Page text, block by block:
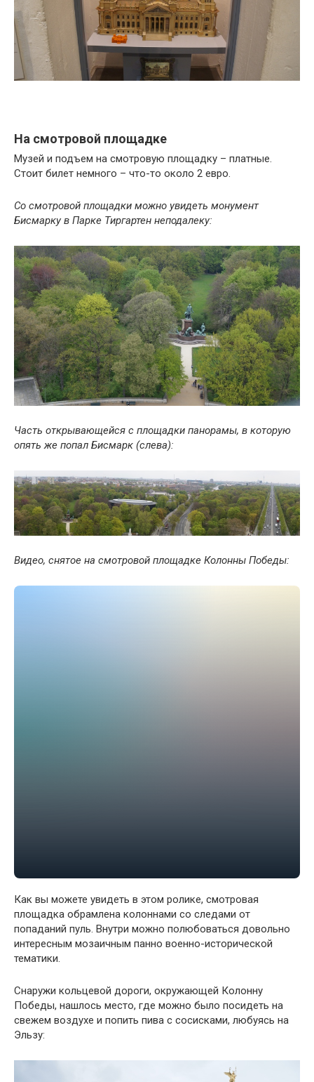
На смотровой площадке
Музей и подъем на смотровую площадку – платные.
Стоит билет немного – что-то около 2 евро.
Со смотровой площадки можно увидеть монумент
Бисмарку в Парке Тиргартен неподалеку:
Часть открывающейся с площадки панорамы, в которую
опять же попал Бисмарк (слева):
Видео, снятое на смотровой площадке Колонны Победы:
Как вы можете увидеть в этом ролике, смотровая
площадка обрамлена колоннами со следами от
попаданий пуль. Внутри можно полюбоваться довольно
интересным мозаичным панно военно-исторической
тематики.
Снаружи кольцевой дороги, окружающей Колонну
Победы, нашлось место, где можно было посидеть на
свежем воздухе и попить пива с сосисками, любуясь на
Эльзу: